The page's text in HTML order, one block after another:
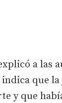
a las
que la
y que